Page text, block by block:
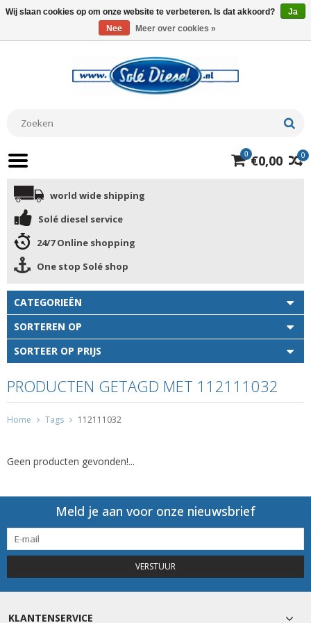
0
0 €0,00
world wide shipping
Solé diesel service
24/7 Online shopping
One stop Solé shop
CATEGORIEËN
SORTEREN OP
SORTEER OP PRIJS
PRODUCTEN GETAGD MET 112111032
Home Tags 112111032
Geen producten gevonden!...
Meld je aan voor onze nieuwsbrief
VERSTUUR
KLANTENSERVICE
Wij slaan cookies op om onze website te verbeteren. Is dat akkoord?
Ja
Nee
Meer over cookies »